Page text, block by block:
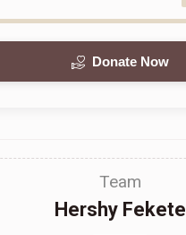
Donate Now
Team
Hershy Fekete